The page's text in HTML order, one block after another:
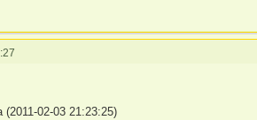
02-03 21:23:25)